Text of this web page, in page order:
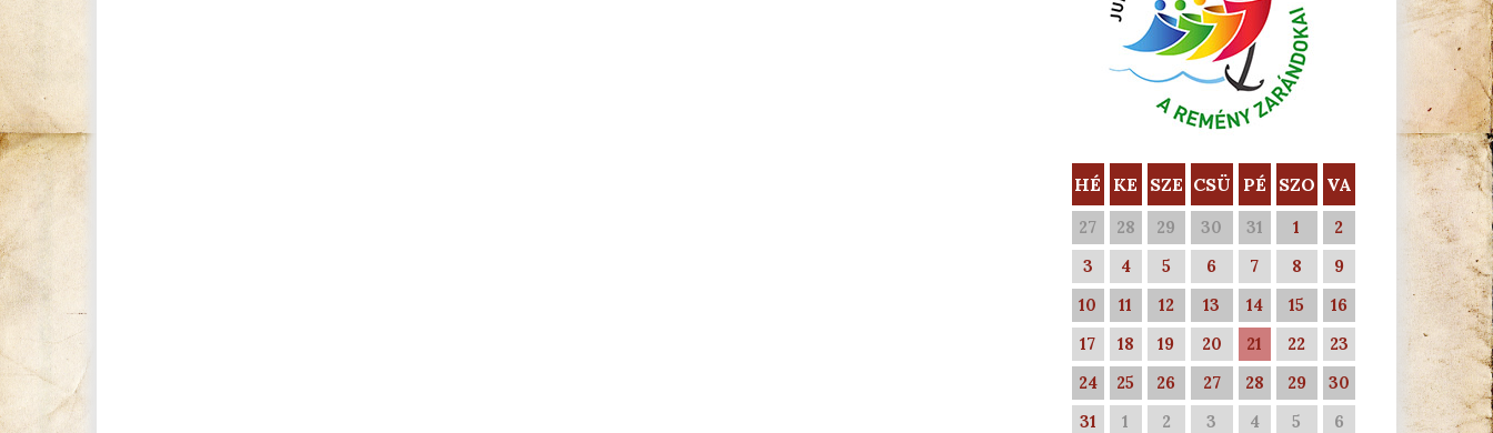
HÉ KE SZE CSÜ PÉ SZO VA
27 28 29 30 31 1
2
3
4 5 6 7 8
9
10
11 12 13 14 15
16
17
18 19 20 21 22
23
24
25 26 27 28 29
30
31
1 2 3 4 5 6